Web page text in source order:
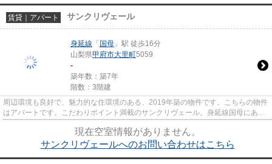
賃貸｜アパート サンクリヴェール
身延線 「 国母 」駅 徒歩16分
山梨県甲府市大里町5059
-
築年数：築7年
階数：3階建
周辺環境も良好で、魅力的な住環境のある、2019年築の物件です。こちらの物件
はアパートです。こだわりポイント満載のサンクリヴェール。身延線国母にある
現在空室情報がありません。
サンクリヴェールへのお問い合わせはこちら